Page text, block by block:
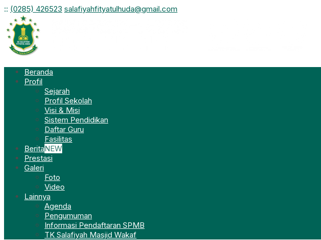
:: (0285) 426523 salafiyahfityatulhuda@gmail.com
Beranda
Profil
Sejarah
Profil Sekolah
Visi & Misi
Sistem Pendidikan
Daftar Guru
Fasilitas
BeritaNEW
Prestasi
Galeri
Foto
Video
Lainnya
Agenda
Pengumuman
Informasi Pendaftaran SPMB
TK Salafiyah Masjid Wakaf